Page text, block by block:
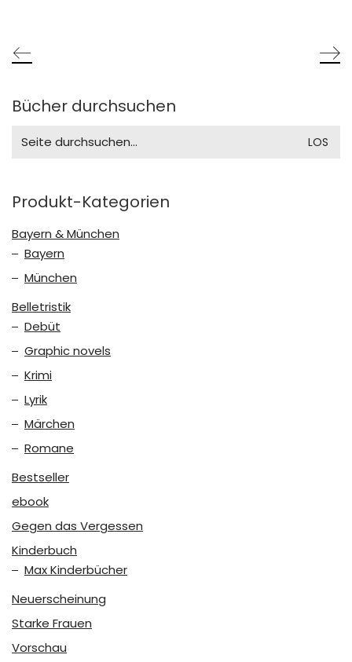
Bücher durchsuchen
for:
Produkt-Kategorien
Bayern & München
Bayern
München
Belletristik
Debüt
Graphic novels
Krimi
Lyrik
Märchen
Romane
Bestseller
ebook
Gegen das Vergessen
Kinderbuch
Max Kinderbücher
Neuerscheinung
Starke Frauen
Vorschau